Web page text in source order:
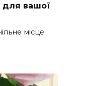
для вашої
місце